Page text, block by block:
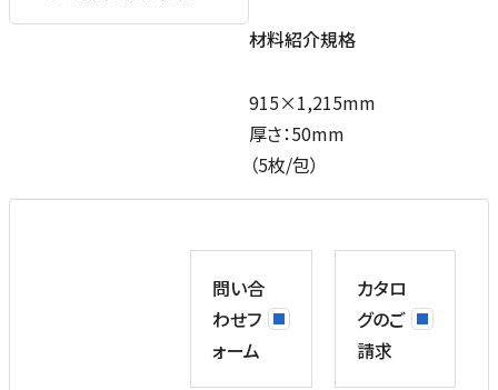
材料紹介規格
915×1,215mm
厚さ：50mm
（5枚/包）
問い合
わせフ
ォーム
カタロ
グのご
請求